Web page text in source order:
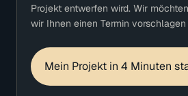
Projekt entwerfen wird. Wir
wir Ihnen einen Termin
Mein Projekt in 4 Minuten